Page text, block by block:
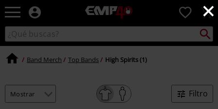
×
EMP
Música,
TV
&
-
Ropa
0
Buscar
en
catálogo
Buscar
Band Merch Top Bands High Spirits (1)
Filtro